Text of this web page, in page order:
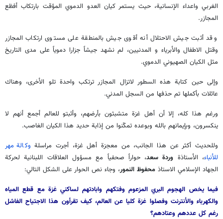
الغربي واعداء الإنسانية، حيث يستمر كيان العدو الدموي المؤقت بارتكاب أفظع
المجازر.
وقد أثبت جيش الاحتلال أنه أقوى جيش بالمنطقة على مستوى ارتكاب المجازر
وقتل الاطفال والأبرياء و المدنيين، لم نشهد جيشاً جزارا دموياً على مدى التاريخ
مثل الكيان الصهيوني الدموي.
وإلى حين كتابة هذه السطور لاتزال المجازر ترتكب واحدة تلو الأخرى، وهناك
عائلات بأكملها تم حذفها من السجل المدني.
ورغم هذا كله، إلا أن أهل غزة متشبثون بأرضهم، وأثبتو للعالم أجمع أنهم لا
ينكسرون، وبإيمانهم بالله وبوعده تمكّنوا من إذابة حديد هذا الكيان الغاصب.
وللحديث أكثر عن هذا الجانب، من معجزة أهل غزة، أجرت مراسلة وكالة مهر
للأنباء، الأستاذة وردة سعد، حواراً صحفياً مع مسؤول العلاقات اللبنانية لحركة
الجهاد الإسلامي الاستاذ محفوظ النمور، وجاء نص الحوار على الشكل التالي:
فيما يخص الهجوم البري المزعوم وفتكهم وابادتهم لساكني غزة مع قطع المياه
والكهرباء والأنترنت وفصلوا غزة كليا عن العالم، كيف تقرأون هذا الاجتياح الفاشل
رغم كل عددهم وعتادهم؟